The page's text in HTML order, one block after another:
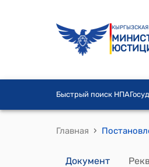
Быстрый поиск НПА
Главная ›
Документ